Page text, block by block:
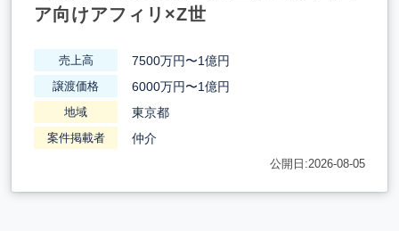
ア向けアフィリ×Z世
売上高 7500万円〜1億円
譲渡価格 6000万円〜1億円
地域 東京都
案件掲載者 仲介
公開日:2026-08-05